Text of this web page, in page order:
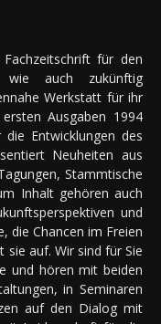
Fachzeitschrift für den
wie auch zukünftig
Werkstatt für ihr
Ausgaben 1994
die Entwicklungen des
Neuheiten aus
Stammtische
Inhalt gehören auch
und
die Chancen im Freien
sie auf. Wir sind für Sie
und hören mit beiden
in Seminaren
auf den Dialog mit